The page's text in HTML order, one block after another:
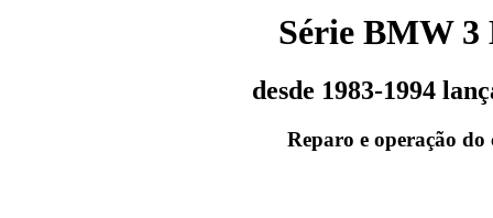
Série BMW 3
desde 1983-1994
Reparo e operação do